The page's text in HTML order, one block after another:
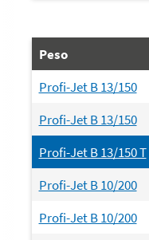
Peso
Profi-Jet B 13/150
Profi-Jet B 13/150
Profi-Jet B 13/150 T
Profi-Jet B 10/200
Profi-Jet B 10/200